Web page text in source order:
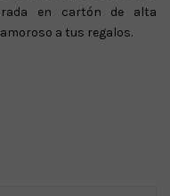
en cartón de alta
a tus regalos.